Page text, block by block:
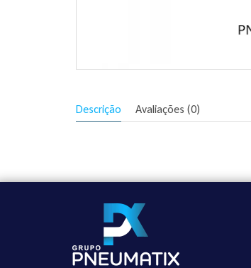
Descrição Avaliações (0)